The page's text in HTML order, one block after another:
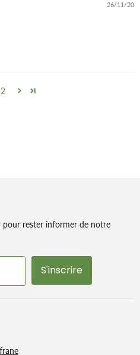
26/11/20
2
pour rester informer de notre
S'inscrire